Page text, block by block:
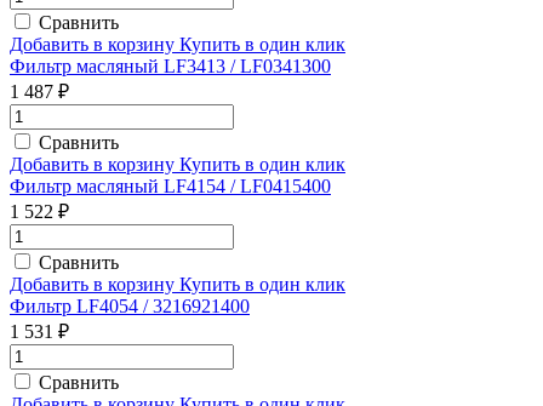
Сравнить
Добавить в корзину Купить в один клик
Фильтр масляный LF3413 / LF0341300
1 487 ₽
Сравнить
Добавить в корзину Купить в один клик
Фильтр масляный LF4154 / LF0415400
1 522 ₽
Сравнить
Добавить в корзину Купить в один клик
Фильтр LF4054 / 3216921400
1 531 ₽
Сравнить